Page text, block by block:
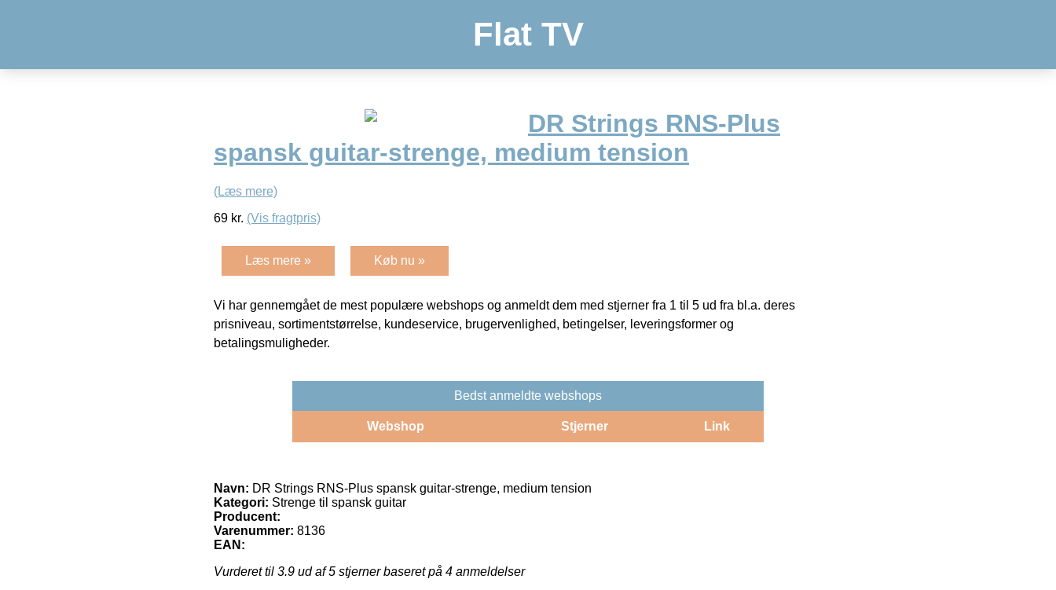
Flat TV
DR Strings RNS-Plus
spansk guitar-strenge, medium tension
(Læs mere)
69 kr. (Vis fragtpris)
Læs mere » Køb nu »
Vi har gennemgået de mest populære webshops og anmeldt dem med stjerner fra 1 til 5 ud fra bl.a. deres
prisniveau, sortimentstørrelse, kundeservice, brugervenlighed, betingelser, leveringsformer og
betalingsmuligheder.
Bedst anmeldte webshops
Webshop Stjerner Link
Navn: DR Strings RNS-Plus spansk guitar-strenge, medium tension
Kategori: Strenge til spansk guitar
Producent:
Varenummer: 8136
EAN:
Vurderet til 3.9 ud af 5 stjerner baseret på 4 anmeldelser